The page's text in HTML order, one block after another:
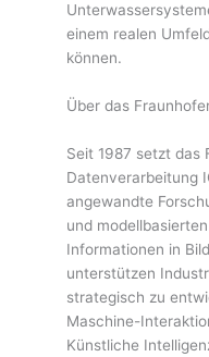
einem realen
können.
Über das
Seit 1987 setzt das
Datenverarbeitung
angewandte
und
Informationen in
unterstützen
strategisch zu
Maschine-
Künstliche